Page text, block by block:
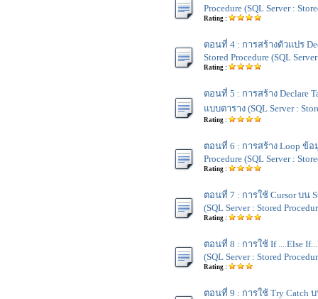
Procedure (SQL Server :
Rating :
ตอนที่ 4 : การสร้างตัวแปร
Stored Procedure (SQL
Rating :
ตอนที่ 5 : การสร้าง Declare
แบบตาราง (SQL Server :
Rating :
ตอนที่ 6 : การสร้าง Loop ข้อ
Procedure (SQL Server :
Rating :
ตอนที่ 7 : การใช้ Cursor บน
(SQL Server : Stored
Rating :
ตอนที่ 8 : การใช้ If ....Else
(SQL Server : Stored
Rating :
ตอนที่ 9 : การใช้ Try Catch บ